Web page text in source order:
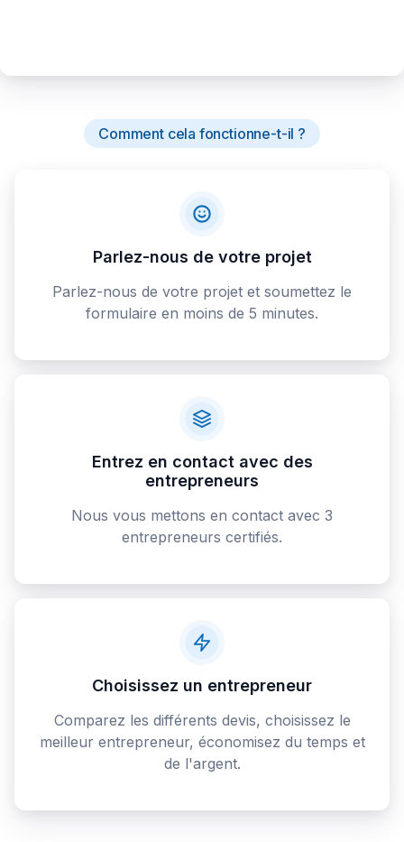
Comment cela fonctionne-t-il ?
Parlez-nous de votre projet
Parlez-nous de votre projet et soumettez le
formulaire en moins de 5 minutes.
Entrez en contact avec des
entrepreneurs
Nous vous mettons en contact avec 3
entrepreneurs certifiés.
Choisissez un entrepreneur
Comparez les différents devis, choisissez le
meilleur entrepreneur, économisez du temps et
de l'argent.